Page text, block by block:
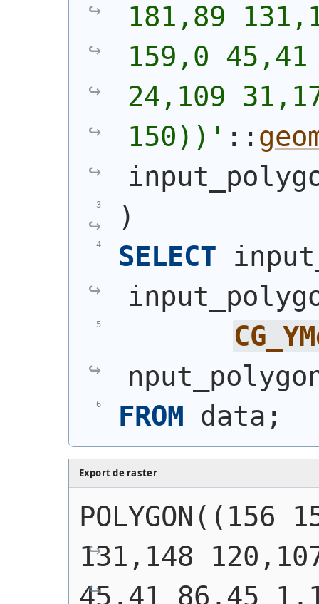
181,89
159,0
24,109
150)) ' ::
)
SELECT
FROM data;
Export de raster
POLYGON((156
131,148
45,41 86,45